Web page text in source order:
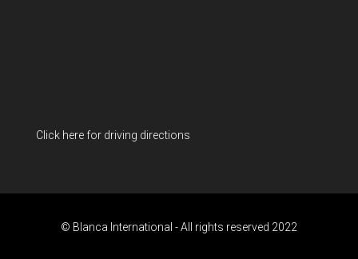
Click here for driving directions
© Blanca International - All rights reserved 2022